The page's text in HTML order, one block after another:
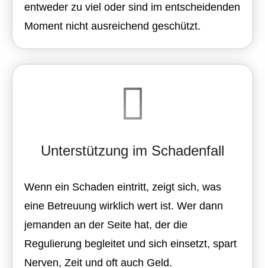
entweder zu viel oder sind im entscheidenden
Moment nicht ausreichend geschützt.
Unterstützung im Schadenfall
Wenn ein Schaden eintritt, zeigt sich, was
eine Betreuung wirklich wert ist. Wer dann
jemanden an der Seite hat, der die
Regulierung begleitet und sich einsetzt, spart
Nerven, Zeit und oft auch Geld.